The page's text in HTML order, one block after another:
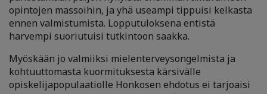
opintojen massoihin, ja yhä useampi tippuisi kelkasta
ennen valmistumista. Lopputuloksena entistä
harvempi suoriutuisi tutkintoon saakka.
Myöskään jo valmiiksi mielenterveysongelmista ja
kohtuuttomasta kuormituksesta kärsivälle
opiskelijapopulaatiolle Honkosen ehdotus ei tarjoaisi